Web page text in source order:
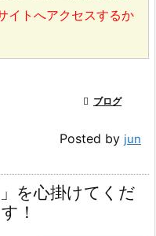
イトへアクセスするか
 ブログ
Posted by jun
を心掛けてくだ
！